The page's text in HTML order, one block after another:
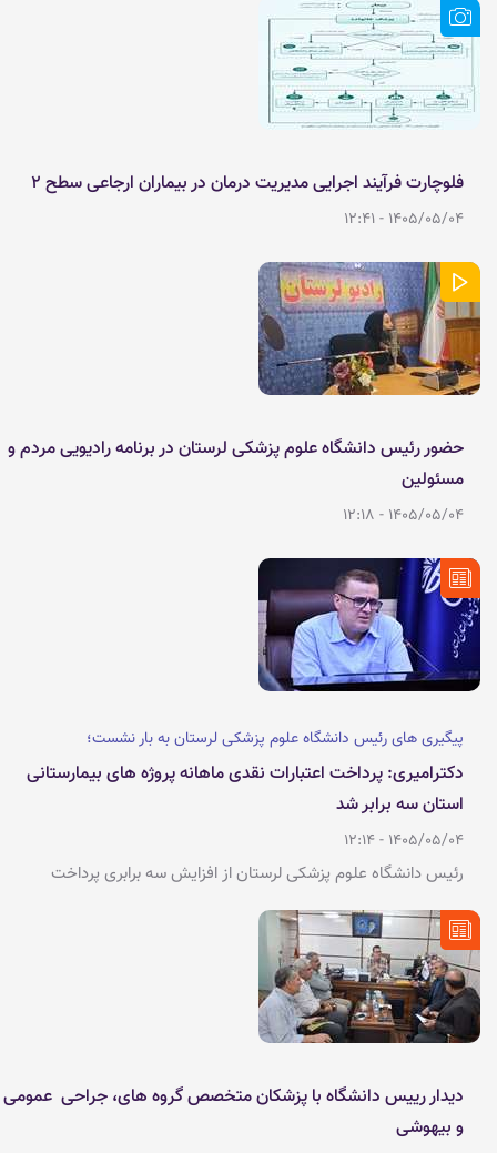
فلوچارت فرآیند اجرایی مدیریت درمان در بیماران ارجاعی سطح 2
1405/05/04 - 12:41
حضور رئیس دانشگاه علوم پزشکی لرستان در برنامه رادیویی مردم و
مسئولین
1405/05/04 - 12:18
پیگیری های رئیس دانشگاه علوم پزشکی لرستان به بار نشست؛
دکترامیری: پرداخت اعتبارات نقدی ماهانه پروژه های بیمارستانی
استان سه برابر شد
1405/05/04 - 12:14
رئیس دانشگاه علوم پزشکی لرستان از افزایش سه برابری پرداخت
روابط عمومی دانشگاه علوم پزشکی لرستان، دکتر جلال الدین امیری
بیست و نهم تیرماه در جمع خبرنگاران با اشاره به پیگیری های متعدد
انجام شده از دفتر فنی وزارت بهداشت با هماهنگی سازمان برنامه و
بودجه، عنوان کرد: به یاری خدا توانستیم اعتبارات پرداختی ماهانه سه
پروژه ی بیمارستانی استان به صورت نقدی را هر کدام به میزان سه برابر
دیدار رییس دانشگاه با پزشکان متخصص گروه های، جراحی عمومی
و بیهوشی